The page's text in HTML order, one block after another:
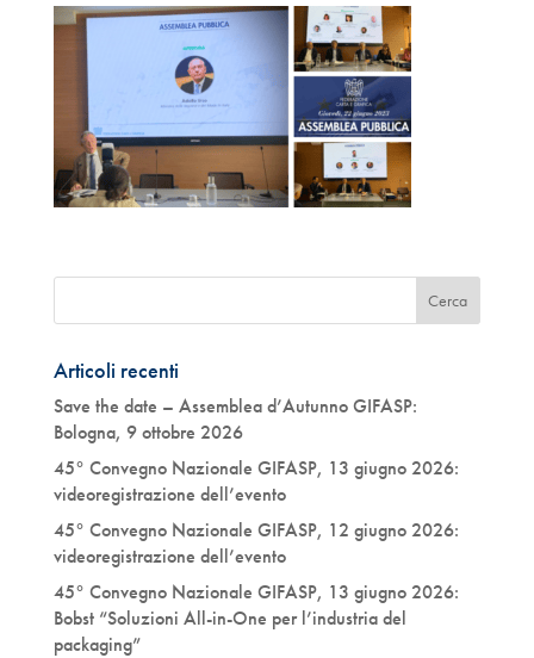
Articoli recenti
Save the date – Assemblea d’Autunno GIFASP:
Bologna, 9 ottobre 2026
45° Convegno Nazionale GIFASP, 13 giugno 2026:
videoregistrazione dell’evento
45° Convegno Nazionale GIFASP, 12 giugno 2026:
videoregistrazione dell’evento
45° Convegno Nazionale GIFASP, 13 giugno 2026:
Bobst “Soluzioni All-in-One per l’industria del
packaging”